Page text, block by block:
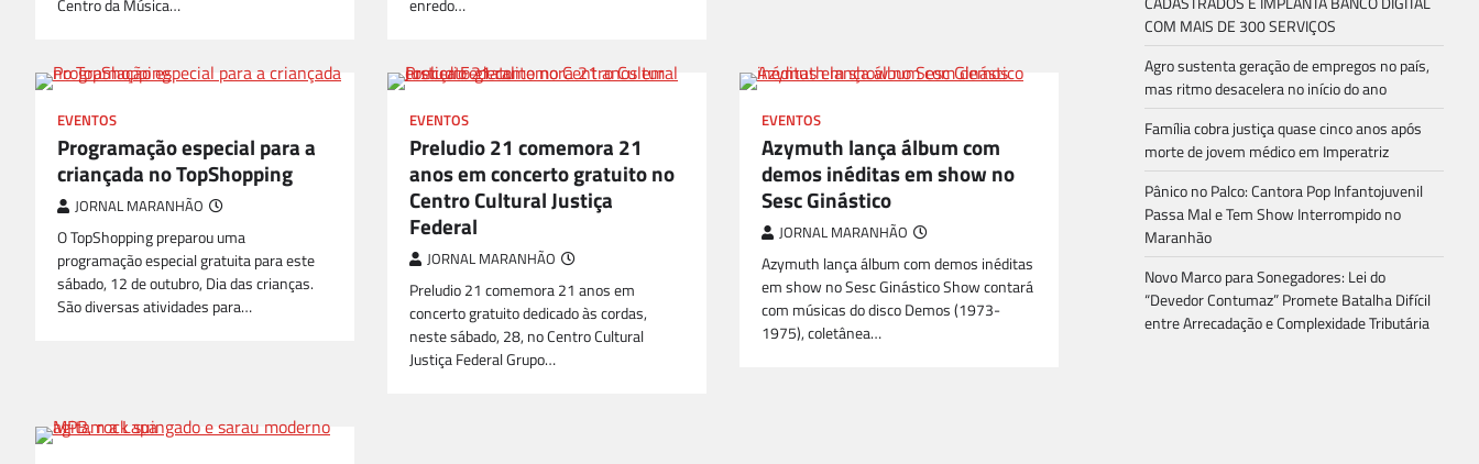
Centro da Música…
enredo…
EVENTOS
Programação especial para a
criançada no TopShopping
JORNAL MARANHÃO
O TopShopping preparou uma
programação especial gratuita para este
sábado, 12 de outubro, Dia das crianças.
São diversas atividades para…
EVENTOS
Preludio 21 comemora 21
anos em concerto gratuito no
Centro Cultural Justiça
Federal
JORNAL MARANHÃO
Preludio 21 comemora 21 anos em
concerto gratuito dedicado às cordas,
neste sábado, 28, no Centro Cultural
Justiça Federal Grupo…
EVENTOS
Azymuth lança álbum com
demos inéditas em show no
Sesc Ginástico
JORNAL MARANHÃO
Azymuth lança álbum com demos inéditas
em show no Sesc Ginástico Show contará
com músicas do disco Demos (1973-
1975), coletânea…
COM MAIS DE 300 SERVIÇOS
Agro sustenta geração de empregos no país,
mas ritmo desacelera no início do ano
Família cobra justiça quase cinco anos após
morte de jovem médico em Imperatriz
Pânico no Palco: Cantora Pop Infantojuvenil
Passa Mal e Tem Show Interrompido no
Maranhão
Novo Marco para Sonegadores: Lei do
“Devedor Contumaz” Promete Batalha Difícil
entre Arrecadação e Complexidade Tributária